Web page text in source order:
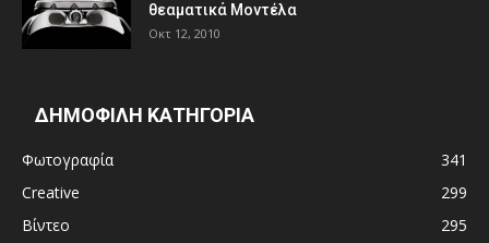
θεαματικά Μοντέλα
Οκτ 12, 2010
ΔΗΜΟΦΙΛΗ ΚΑΤΗΓΟΡΙΑ
Φωτογραφία
341
Creative
299
Βίντεο
295